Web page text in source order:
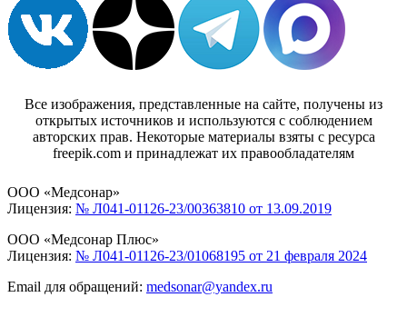
Все изображения, представленные на сайте, получены из
открытых источников и используются с соблюдением
авторских прав. Некоторые материалы взяты с ресурса
freepik.com и принадлежат их правообладателям
ООО «Медсонар»
Лицензия: № Л041-01126-23/00363810 от 13.09.2019
ООО «Медсонар Плюс»
Лицензия: № Л041-01126-23/01068195 от 21 февраля 2024
Email для обращений: medsonar@yandex.ru